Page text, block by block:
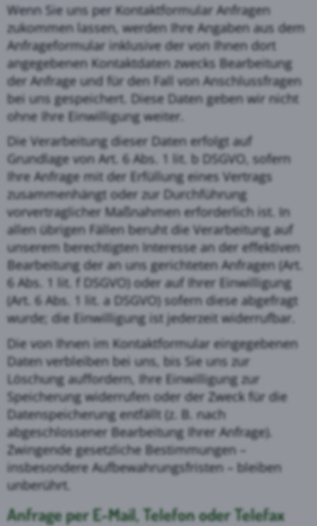
Wenn Sie uns per Kontaktformular Anfragen
zukommen lassen, werden Ihre Angaben aus dem
Anfrageformular inklusive der von Ihnen dort
angegebenen Kontaktdaten zwecks Bearbeitung
der Anfrage und für den Fall von Anschlussfragen
bei uns gespeichert. Diese Daten geben wir nicht
ohne Ihre Einwilligung weiter.
Die Verarbeitung dieser Daten erfolgt auf
Grundlage von Art. 6 Abs. 1 lit. b DSGVO, sofern
Ihre Anfrage mit der Erfüllung eines Vertrags
zusammenhängt oder zur Durchführung
vorvertraglicher Maßnahmen erforderlich ist. In
allen übrigen Fällen beruht die Verarbeitung auf
unserem berechtigten Interesse an der effektiven
Bearbeitung der an uns gerichteten Anfragen (Art.
6 Abs. 1 lit. f DSGVO) oder auf Ihrer Einwilligung
(Art. 6 Abs. 1 lit. a DSGVO) sofern diese abgefragt
wurde; die Einwilligung ist jederzeit widerrufbar.
Die von Ihnen im Kontaktformular eingegebenen
Daten verbleiben bei uns, bis Sie uns zur
Löschung auffordern, Ihre Einwilligung zur
Speicherung widerrufen oder der Zweck für die
Datenspeicherung entfällt (z. B. nach
abgeschlossener Bearbeitung Ihrer Anfrage).
Zwingende gesetzliche Bestimmungen –
insbesondere Aufbewahrungsfristen – bleiben
unberührt.
Anfrage per E-Mail, Telefon oder Telefax